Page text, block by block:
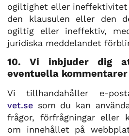
ogiltighet eller ineffektivitet
den klausulen eller den
ogiltig eller ineffektiv,
juridiska meddelandet
10. Vi inbjuder dig
eventuella
Vi tillhandahåller e-
vet.se som du kan
frågor, förfrågningar eller
om innehållet på